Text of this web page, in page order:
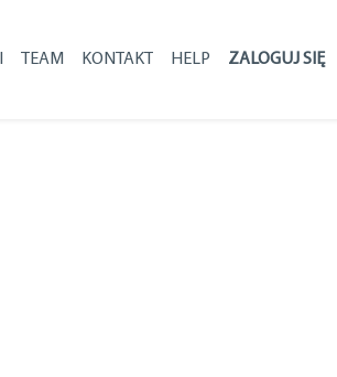
TEAM KONTAKT HELP